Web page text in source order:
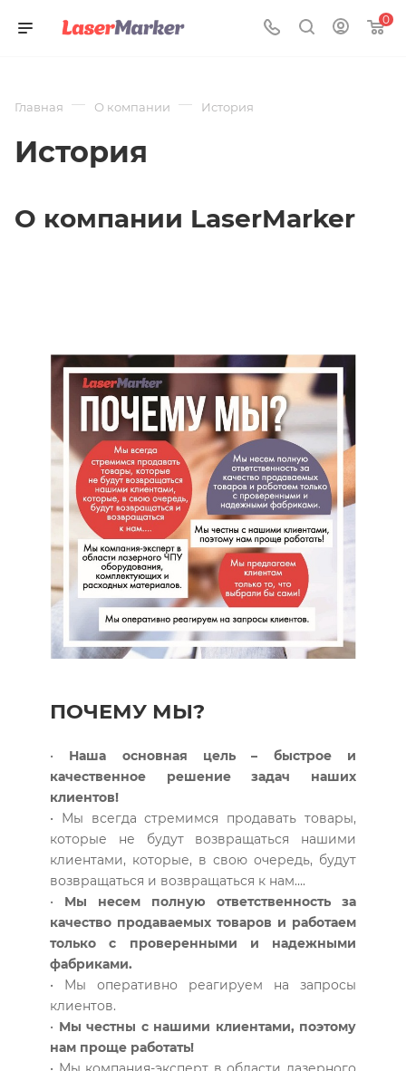
0
История
Главная — О компании — История
О компании LaserMarker
ПОЧЕМУ МЫ?
• Наша основная цель – быстрое и
качественное решение задач наших
клиентов!
• Мы всегда стремимся продавать товары,
которые не будут возвращаться нашими
клиентами, которые, в свою очередь, будут
возвращаться и возвращаться к нам….
• Мы несем полную ответственность за
качество продаваемых товаров и работаем
только с проверенными и надежными
фабриками.
• Мы оперативно реагируем на запросы
клиентов.
• Мы честны с нашими клиентами, поэтому
нам проще работать!